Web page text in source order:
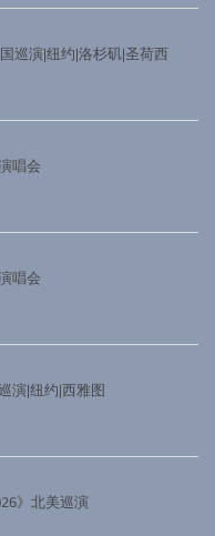
巡演|纽约|洛杉矶|圣荷西
唱会
唱会
演|纽约|西雅图
》北美巡演